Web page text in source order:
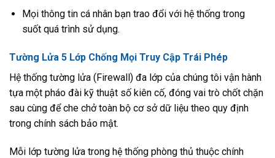
Mọi thông tin cá nhân bạn trao đổi với hệ thống trong
suốt quá trình sử dụng.
Tường Lửa 5 Lớp Chống Mọi Truy Cập Trái Phép
Hệ thống tường lửa (Firewall) đa lớp của chúng tôi vận hành
tựa một pháo đài kỹ thuật số kiên cố, đóng vai trò chốt chặn
sau cùng để che chở toàn bộ cơ sở dữ liệu theo quy định
trong chính sách bảo mật.
Mỗi lớp tường lửa trong hệ thống phòng thủ thuộc chính